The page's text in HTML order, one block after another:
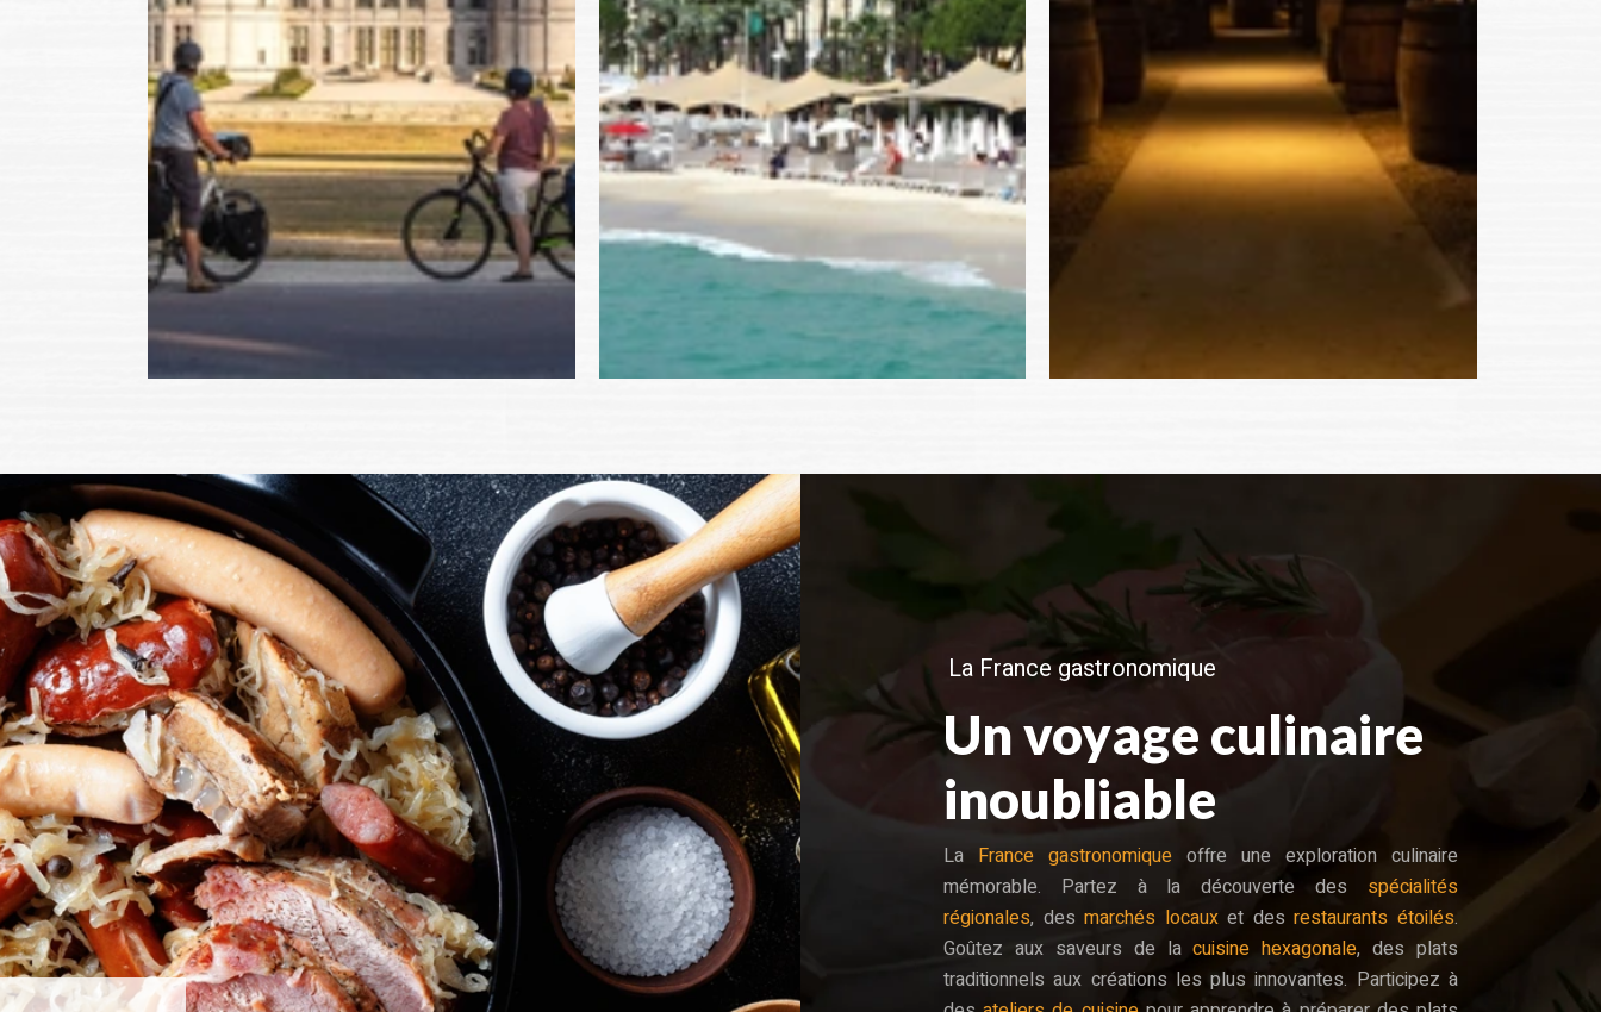
La France gastronomique
Un voyage culinaire
inoubliable
La France gastronomique offre une exploration culinaire
mémorable. Partez à la découverte des spécialités
régionales, des marchés locauxet desrestaurants étoilés.
Goûtez aux saveurs de lacuisine hexagonale, des plats
traditionnels aux créations les plus innovantes. Participez à